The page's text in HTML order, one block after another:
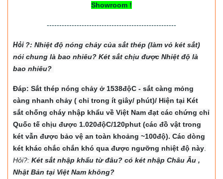
Showroom !
----------------------------------------------------
Hỏi ?: Nhiệt độ nóng chảy của sắt thép (làm vỏ két sắt)
nói chung là bao nhiêu? Két sắt chịu được Nhiệt độ là
bao nhiêu?
Đáp: Sắt thép nóng chảy ở 1538độC - sắt càng mỏng
càng nhanh chảy ( chỉ trong ít giây/ phút)/ Hiện tại Két
sắt chống cháy nhập khẩu về Việt Nam đạt các chứng chỉ
Quốc tế chịu được 1.020độC/120phut (các đồ vật trong
két vẫn được bảo vệ an toàn khoảng ~100độ). Các dòng
két khác chắc chắn khó qua được ngưỡng nhiệt độ này
Hỏi?: Két sắt nhập khẩu từ đâu? có két nhập Châu Âu ,
Nhật Bản tại Việt Nam không?